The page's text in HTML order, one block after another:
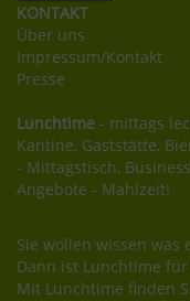
KONTAKT
Über uns
Impressum/Kontakt
Presse
Lunchtime - mittags
Kantine, Gaststätte,
- Mittagstisch,
Angebote - Mahlzeit!
Sie wollen wissen was
Dann ist Lunchtime
Mit Lunchtime finden